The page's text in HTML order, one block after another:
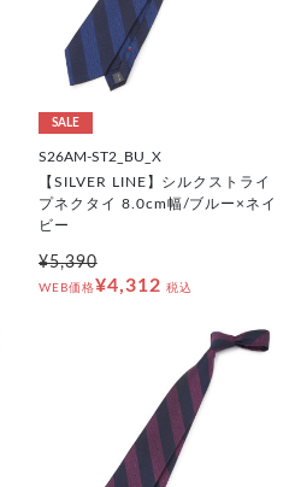
SALE
S26AM-ST2_BU_X
【SILVER LINE】シルクストライ
プネクタイ 8.0cm幅/ブルー×ネイ
ビー
¥5,390
WEB価格¥4,312 税込